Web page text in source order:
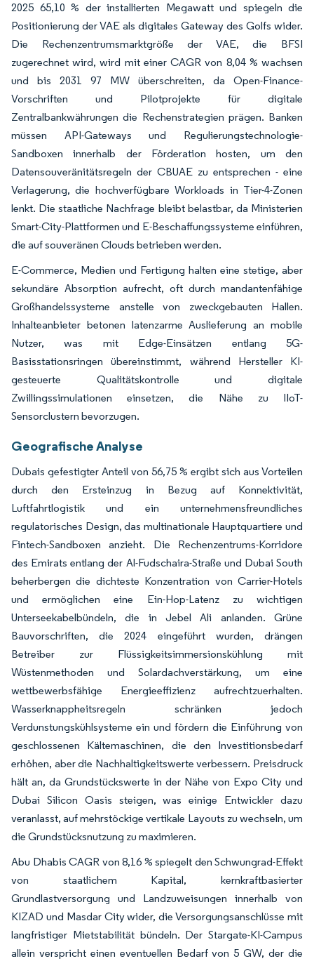
2025 65,10 % der installierten Megawatt und spiegeln die
Positionierung der VAE als digitales Gateway des Golfs wider.
Die Rechenzentrumsmarktgröße der VAE, die BFSI
zugerechnet wird, wird mit einer CAGR von 8,04 % wachsen
und bis 2031 97 MW überschreiten, da Open-Finance-
Vorschriften und Pilotprojekte für digitale
Zentralbankwährungen die Rechenstrategien prägen. Banken
müssen API-Gateways und Regulierungstechnologie-
Sandboxen innerhalb der Förderation hosten, um den
Datensouveränitätsregeln der CBUAE zu entsprechen - eine
Verlagerung, die hochverfügbare Workloads in Tier-4-Zonen
lenkt. Die staatliche Nachfrage bleibt belastbar, da Ministerien
Smart-City-Plattformen und E-Beschaffungssysteme einführen,
die auf souveränen Clouds betrieben werden.
E-Commerce, Medien und Fertigung halten eine stetige, aber
sekundäre Absorption aufrecht, oft durch mandantenfähige
Großhandelssysteme anstelle von zweckgebauten Hallen.
Inhalteanbieter betonen latenzarme Auslieferung an mobile
Nutzer, was mit Edge-Einsätzen entlang 5G-
Basisstationsringen übereinstimmt, während Hersteller KI-
gesteuerte Qualitätskontrolle und digitale
Zwillingssimulationen einsetzen, die Nähe zu IIoT-
Sensorclustern bevorzugen.
Geografische Analyse
Dubais gefestigter Anteil von 56,75 % ergibt sich aus Vorteilen
durch den Ersteinzug in Bezug auf Konnektivität,
Luftfahrtlogistik und ein unternehmensfreundliches
regulatorisches Design, das multinationale Hauptquartiere und
Fintech-Sandboxen anzieht. Die Rechenzentrums-Korridore
des Emirats entlang der Al-Fudschaira-Straße und Dubai South
beherbergen die dichteste Konzentration von Carrier-Hotels
und ermöglichen eine Ein-Hop-Latenz zu wichtigen
Unterseekabelbündeln, die in Jebel Ali anlanden. Grüne
Bauvorschriften, die 2024 eingeführt wurden, drängen
Betreiber zur Flüssigkeitsimmersionskühlung mit
Wüstenmethoden und Solardachverstärkung, um eine
wettbewerbsfähige Energieeffizienz aufrechtzuerhalten.
Wasserknappheitsregeln schränken jedoch
Verdunstungskühlsysteme ein und fördern die Einführung von
geschlossenen Kältemaschinen, die den Investitionsbedarf
erhöhen, aber die Nachhaltigkeitswerte verbessern. Preisdruck
hält an, da Grundstückswerte in der Nähe von Expo City und
Dubai Silicon Oasis steigen, was einige Entwickler dazu
veranlasst, auf mehrstöckige vertikale Layouts zu wechseln, um
die Grundstücksnutzung zu maximieren.
Abu Dhabis CAGR von 8,16 % spiegelt den Schwungrad-Effekt
von staatlichem Kapital, kernkraftbasierter
Grundlastversorgung und Landzuweisungen innerhalb von
KIZAD und Masdar City wider, die Versorgungsanschlüsse mit
langfristiger Mietstabilität bündeln. Der Stargate-KI-Campus
allein verspricht einen eventuellen Bedarf von 5 GW, der die